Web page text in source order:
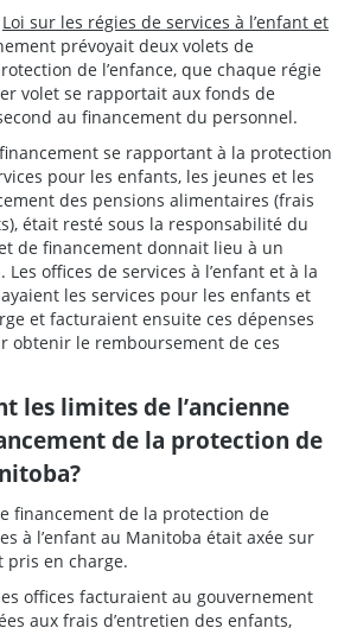
Loi sur les régies de services à l’enfant et
prévoyait deux volets de
de l’enfance, que chaque régie
volet se rapportait aux fonds de
au financement du personnel.
se rapportant à la protection
pour les enfants, les jeunes et les
des pensions alimentaires (frais
était resté sous la responsabilité du
de financement donnait lieu à un
offices de services à l’enfant et à la
les services pour les enfants et
et facturaient ensuite ces dépenses
obtenir le remboursement de ces
les limites de l’ancienne
de la protection de
financement de la protection de
à l’enfant au Manitoba était axée sur
pris en charge.
offices facturaient au gouvernement
aux frais d’entretien des enfants,